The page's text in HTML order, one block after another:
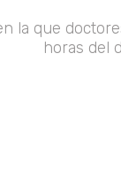
la que
horas del